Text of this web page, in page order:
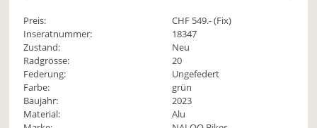
Preis: CHF 549.- (Fix)
Inseratnummer:
18347
Zustand:
Neu
Radgrösse:
20
Federung:
Ungefedert
Farbe:
grün
Baujahr:
2023
Material:
Alu